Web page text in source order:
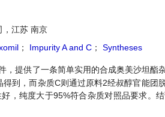
，江苏 南京
； Impurity A and C ； Syntheses
，提供了一条简单实用的合成奥美沙坦酯
到，而杂质C则通过原料2经叔醇官能团
，纯度大于95%符合杂质对照品要求。